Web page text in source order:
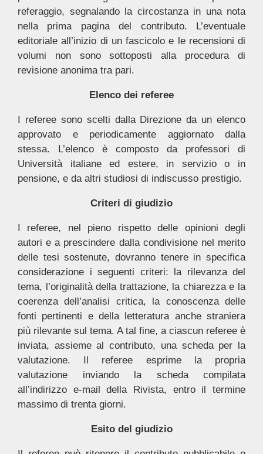
referaggio, segnalando la circostanza in una nota
nella prima pagina del contributo. L’eventuale
editoriale all’inizio di un fascicolo e le recensioni di
volumi non sono sottoposti alla procedura di
revisione anonima tra pari.
Elenco dei referee
I referee sono scelti dalla Direzione da un elenco
approvato e periodicamente aggiornato dalla
stessa. L’elenco è composto da professori di
Università italiane ed estere, in servizio o in
pensione, e da altri studiosi di indiscusso prestigio.
Criteri di giudizio
I referee, nel pieno rispetto delle opinioni degli
autori e a prescindere dalla condivisione nel merito
delle tesi sostenute, dovranno tenere in specifica
considerazione i seguenti criteri: la rilevanza del
tema, l’originalità della trattazione, la chiarezza e la
coerenza dell’analisi critica, la conoscenza delle
fonti pertinenti e della letteratura anche straniera
più rilevante sul tema. A tal fine, a ciascun referee è
inviata, assieme al contributo, una scheda per la
valutazione. Il referee esprime la propria
valutazione inviando la scheda compilata
all’indirizzo e-mail della Rivista, entro il termine
massimo di trenta giorni.
Esito del giudizio